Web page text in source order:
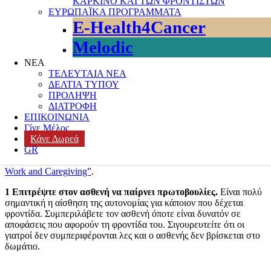
ΕΥΡΩΠΑΪΚΑ ΠΡΟΓΡΑΜΜΑΤΑ
E-Health4Cancer
Melodic
ΝΕΑ
ΤΕΛΕΥΤΑΙΑ ΝΕΑ
ΔΕΛΤΙΑ ΤΥΠΟΥ
ΠΡΟΛΗΨΗ
ΔΙΑΤΡΟΦΗ
ΕΠΙΚΟΙΝΩΝΙΑ
Γίνε Μέλος
Κάνε Δωρεά
GR
Έξι πράγματα που πρέπει να γνωρίζετε για την
φροντίδα στο σπίτι
Συχνά κάποιος μπορεί να μετατραπεί σε φροντιστή σε μία νύχτα,
μετά από ένα σοβαρό περιστατικό υγείας, όπως ένα εγκεφαλικό ή
μία διάγνωση καρκίνου. Όμως άλλες φορές η φροντίδα ξεκινά και
μεγαλώνει σταδιακά. Και κάποια στιγμή είναι φανερό ότι η ζωή σας
έχει αλλάξει, ότι δεν υπάρχει πλέον η επιλογή διακοπών ή μίας
εξόδου με φίλους, εκτός κι αν κάποιος άλλος μπορεί να σας
αντικαταστήσει στον ρόλο του φροντιστή.
Όταν αναγνωρίσουμε το ρόλο μας ως φροντιστές, είναι πιο
εύκολο να βρούμε υποστήριξη και υπηρεσίες που θα
βοηθήσουν εμάς και τους αγαπημένους μας τους οποίους
Work and Caregiving”.
1 Επιτρέψτε στον ασθενή να παίρνει πρωτοβουλίες. Είναι πολύ
σημαντική η αίσθηση της αυτονομίας για κάποιον που δέχεται
φροντίδα. Συμπεριλάβετε τον ασθενή όποτε είναι δυνατόν σε
αποφάσεις που αφορούν τη φροντίδα του. Σιγουρευτείτε ότι οι
γιατροί δεν συμπεριφέρονται λες και ο ασθενής δεν βρίσκεται στο
δωμάτιο.